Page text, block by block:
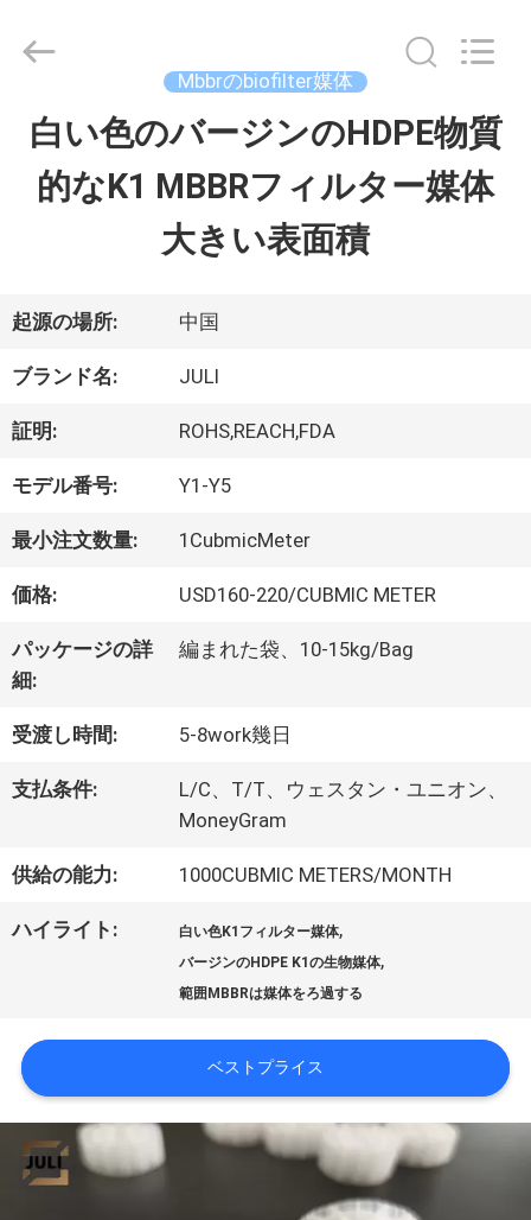
家
品
わ
た
し
た
ち
に
つ
い
工
ツ
ア
ー
2026
CO.,LTD.
Reserved.
Mbbrのbiofilter媒体
白い色のバージンのHDPE物質
的なK1 MBBRフィルター媒体
大きい表面積
起源の場所: 中国
ブランド名: JULI
証明: ROHS,REACH,FDA
モデル番号: Y1-Y5
最小注文数量: 1CubmicMeter
価格: USD160-220/CUBMIC METER
パッケージの詳
細:
編まれた袋、10-15kg/Bag
受渡し時間: 5-8work幾日
支払条件:
L/C、T/T、ウェスタン・ユニオン、
MoneyGram
供給の能力: 1000CUBMIC METERS/MONTH
ハイライト: 白い色K1フィルター媒体,
バージンのHDPE K1の生物媒体,
範囲MBBRは媒体をろ過する
ベストプライス